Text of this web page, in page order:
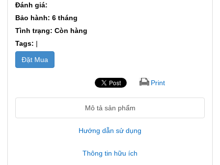
Đánh giá:
Bảo hành: 6 tháng
Tình trạng: Còn hàng
Tags: |
Đặt Mua
Print
Mô tả sản phẩm
Hướng dẫn sử dụng
Thông tin hữu ích